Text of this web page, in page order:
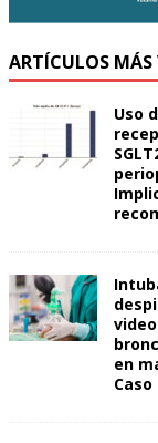
ARTÍCULOS MÁS
Uso
en